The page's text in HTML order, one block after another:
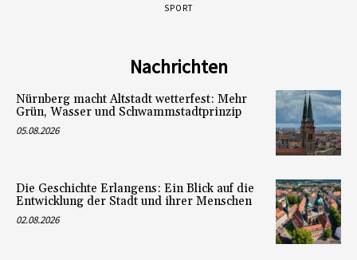
SPORT
Nachrichten
Nürnberg macht Altstadt wetterfest: Mehr
Grün, Wasser und Schwammstadtprinzip
05.08.2026
Die Geschichte Erlangens: Ein Blick auf die
Entwicklung der Stadt und ihrer Menschen
02.08.2026